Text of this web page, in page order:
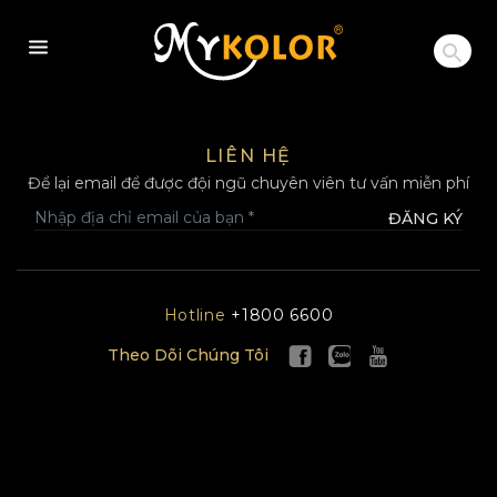
MYKOLOR
LIÊN HỆ
Để lại email để được đội ngũ chuyên viên tư vấn miễn phí
ĐĂNG KÝ
Hotline +1800 6600
Theo Dõi Chúng Tôi